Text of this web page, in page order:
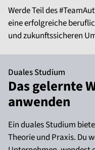
Werde Teil des
eine erfolgreiche
und zukunftssicheren
Duales Studium
Das gelernte
anwenden
Ein duales Studium
Theorie und Praxis. Du